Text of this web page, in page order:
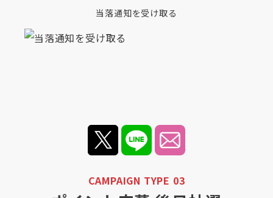
当落通知を受け取る
CAMPAIGN TYPE 03